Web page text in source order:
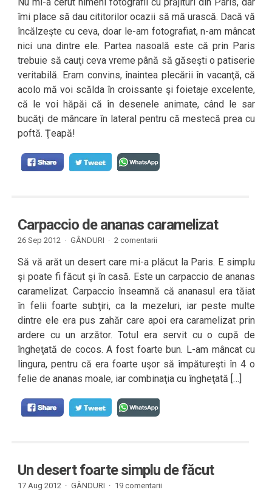
îmi place să dau cititorilor ocazii să mă urască. Dacă vă
încălzeşte cu ceva, doar le-am fotografiat, n-am mâncat
nici una dintre ele. Partea nasoală este că prin Paris
trebuie să cauţi ceva vreme până să găseşti o patiserie
veritabilă. Eram convins, înaintea plecării în vacanţă, că
acolo mă voi scălda în croissante şi foietaje excelente,
că le voi hăpăi că în desenele animate, când le sar
bucăţi de mâncare în lateral pentru că mestecă prea cu
poftă. Ţeapă!
Carpaccio de ananas caramelizat
26 Sep 2012 · GÂNDURI · 2 comentarii
Să vă arăt un desert care mi-a plăcut la Paris. E simplu
şi poate fi făcut şi în casă. Este un carpaccio de ananas
caramelizat. Carpaccio înseamnă că ananasul era tăiat
în felii foarte subţiri, ca la mezeluri, iar peste multe
dintre ele era pus zahăr care apoi era caramelizat prin
ardere cu un arzător. Totul era servit cu o cupă de
îngheţată de cocos. A fost foarte bun. L-am mâncat cu
lingura, pentru că era foarte uşor să împătureşti în 4 o
felie de ananas moale, iar combinaţia cu îngheţată […]
Un desert foarte simplu de făcut
17 Aug 2012 · GÂNDURI · 19 comentarii